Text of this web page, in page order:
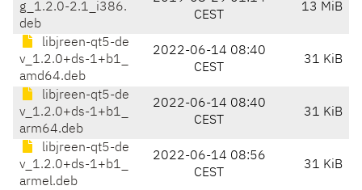
g_1.2.0-2.1_i386.
deb
CEST
13 MiB
libjreen-qt5-de
v_1.2.0+ds-1+b1_
amd64.deb
2022-06-14 08:40
CEST
31 KiB
libjreen-qt5-de
v_1.2.0+ds-1+b1_
arm64.deb
2022-06-14 08:40
CEST
31 KiB
libjreen-qt5-de
v_1.2.0+ds-1+b1_
armel.deb
2022-06-14 08:56
CEST
31 KiB